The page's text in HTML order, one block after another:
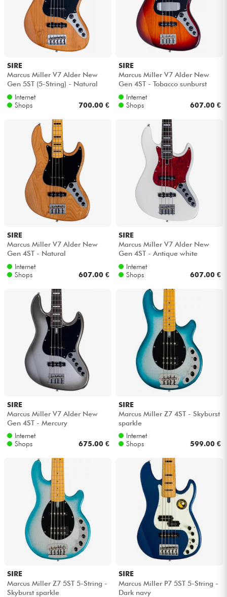
SIRE
Marcus Miller V7 Alder New
Gen 5ST (5-String) - Natural
Internet
Shops
700.00 €
SIRE
Marcus Miller V7 Alder New
Gen 4ST - Tobacco sunburst
Internet
Shops
607.00 €
SIRE
Marcus Miller V7 Alder New
Gen 4ST - Natural
Internet
Shops
607.00 €
SIRE
Marcus Miller V7 Alder New
Gen 4ST - Antique white
Internet
Shops
607.00 €
SIRE
Marcus Miller V7 Alder New
Gen 4ST - Mercury
Internet
Shops
675.00 €
SIRE
Marcus Miller Z7 4ST - Skyburst
sparkle
Internet
Shops
599.00 €
SIRE
Marcus Miller Z7 5ST 5-String -
Skyburst sparkle
SIRE
Marcus Miller P7 5ST 5-String -
Dark navy